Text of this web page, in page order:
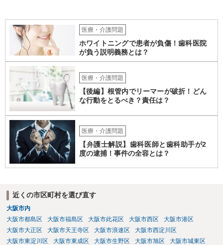
医療・介護問題
ホワイトニングで患者が負傷！歯科医院
が負う説明義務とは？
医療・介護問題
【後編】根管内でリーマーが破折！どん
な行動をとるべき？責任は？
医療・介護問題
【弁護士解説】歯科医師と歯科助手が2
度の逮捕！事件の全容とは？
近くの市区町村を選び直す
大阪市内
大阪市都島区
大阪市福島区 大阪市此花区 大阪市西区
大阪市港区
大阪市大正区
大阪市天王寺区 大阪市浪速区
大阪市西淀川区
大阪市東淀川区
大阪市東成区 大阪市生野区 大阪市旭区
大阪市城東区